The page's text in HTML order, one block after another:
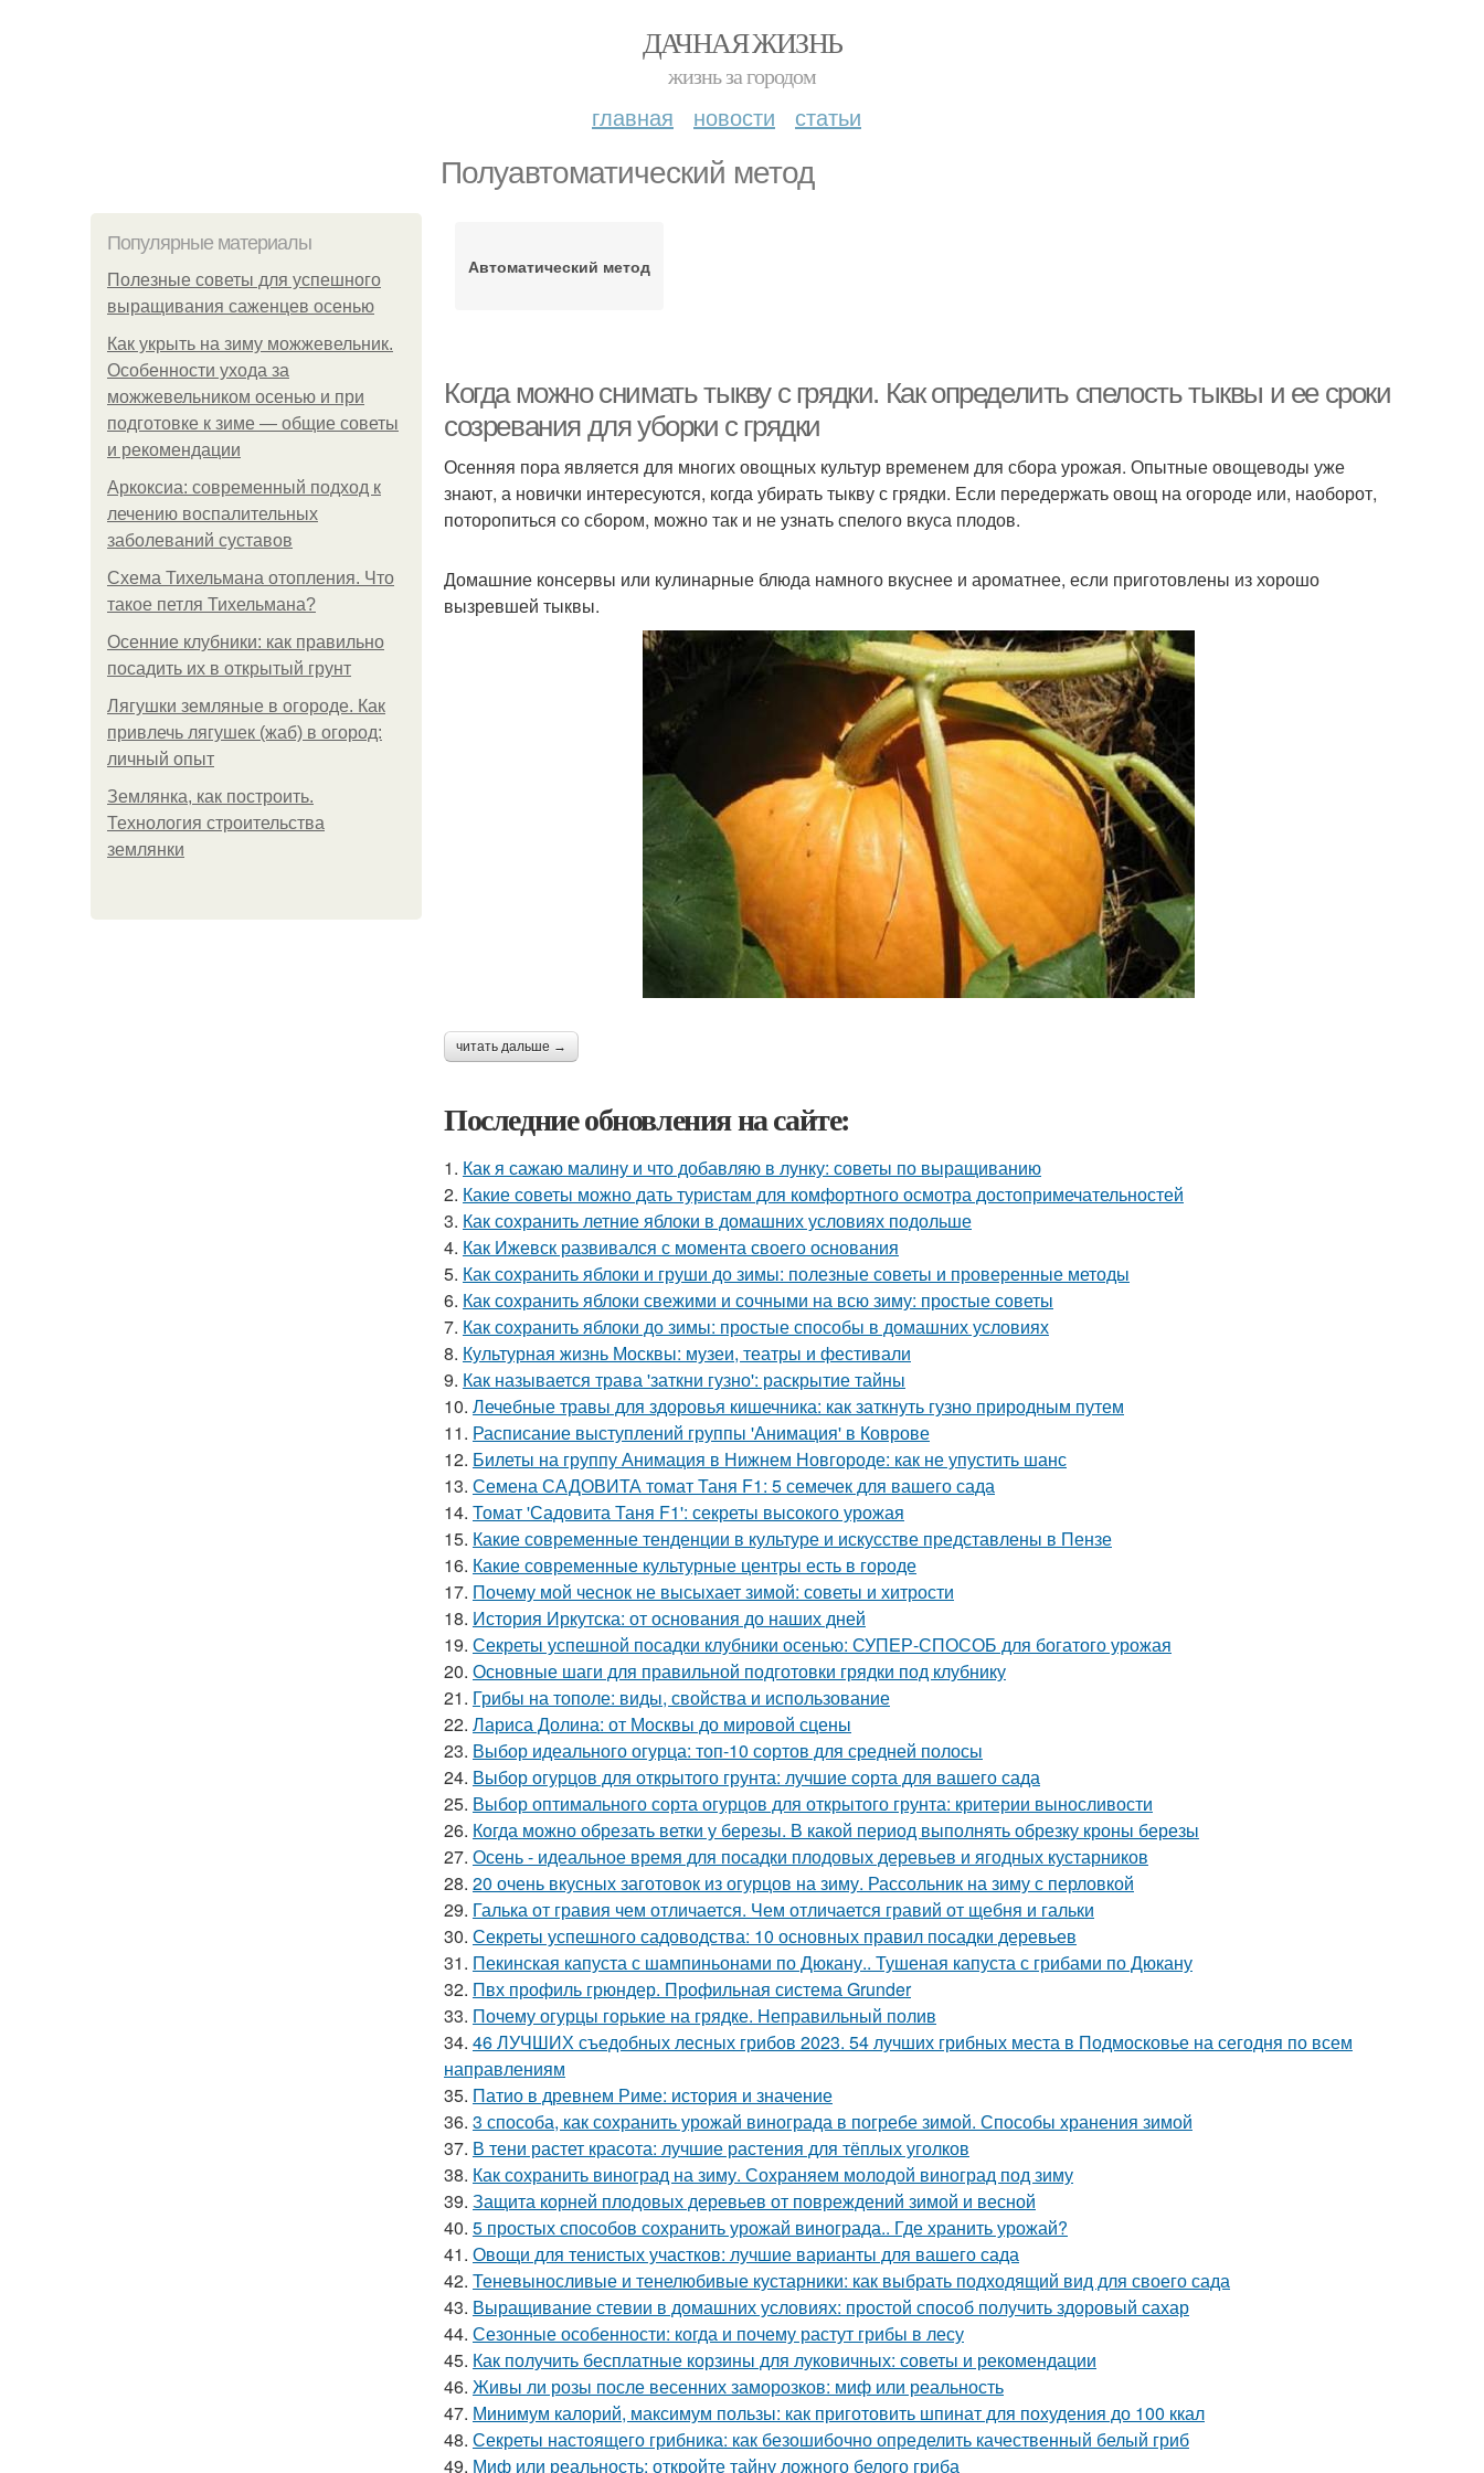
ДАЧНАЯ ЖИЗНЬ
жизнь за городом
главная новости статьи
Полуавтоматический метод
Популярные материалы
Полезные советы для успешного
выращивания саженцев осенью
Как укрыть на зиму можжевельник.
Особенности ухода за
можжевельником осенью и при
подготовке к зиме — общие советы
и рекомендации
Аркоксиа: современный подход к
лечению воспалительных
заболеваний суставов
Схема Тихельмана отопления. Что
такое петля Тихельмана?
Осенние клубники: как правильно
посадить их в открытый грунт
Лягушки земляные в огороде. Как
привлечь лягушек (жаб) в огород:
личный опыт
Землянка, как построить.
Технология строительства
землянки
Автоматический метод
Когда можно снимать тыкву с грядки. Как определить спелость тыквы и ее сроки
созревания для уборки с грядки
Осенняя пора является для многих овощных культур временем для сбора урожая. Опытные овощеводы уже
знают, а новички интересуются, когда убирать тыкву с грядки. Если передержать овощ на огороде или, наоборот,
поторопиться со сбором, можно так и не узнать спелого вкуса плодов.
Домашние консервы или кулинарные блюда намного вкуснее и ароматнее, если приготовлены из хорошо
вызревшей тыквы.
читать дальше →
Последние обновления на сайте:
1. Как я сажаю малину и что добавляю в лунку: советы по выращиванию
2. Какие советы можно дать туристам для комфортного осмотра достопримечательностей
3. Как сохранить летние яблоки в домашних условиях подольше
4. Как Ижевск развивался с момента своего основания
5. Как сохранить яблоки и груши до зимы: полезные советы и проверенные методы
6. Как сохранить яблоки свежими и сочными на всю зиму: простые советы
7. Как сохранить яблоки до зимы: простые способы в домашних условиях
8. Культурная жизнь Москвы: музеи, театры и фестивали
9. Как называется трава 'заткни гузно': раскрытие тайны
10. Лечебные травы для здоровья кишечника: как заткнуть гузно природным путем
11. Расписание выступлений группы 'Анимация' в Коврове
12. Билеты на группу Анимация в Нижнем Новгороде: как не упустить шанс
13. Семена САДОВИТА томат Таня F1: 5 семечек для вашего сада
14. Томат 'Садовита Таня F1': секреты высокого урожая
15. Какие современные тенденции в культуре и искусстве представлены в Пензе
16. Какие современные культурные центры есть в городе
17. Почему мой чеснок не высыхает зимой: советы и хитрости
18. История Иркутска: от основания до наших дней
19. Секреты успешной посадки клубники осенью: СУПЕР-СПОСОБ для богатого урожая
20. Основные шаги для правильной подготовки грядки под клубнику
21. Грибы на тополе: виды, свойства и использование
22. Лариса Долина: от Москвы до мировой сцены
23. Выбор идеального огурца: топ-10 сортов для средней полосы
24. Выбор огурцов для открытого грунта: лучшие сорта для вашего сада
25. Выбор оптимального сорта огурцов для открытого грунта: критерии выносливости
26. Когда можно обрезать ветки у березы. В какой период выполнять обрезку кроны березы
27. Осень - идеальное время для посадки плодовых деревьев и ягодных кустарников
28. 20 очень вкусных заготовок из огурцов на зиму. Рассольник на зиму с перловкой
29. Галька от гравия чем отличается. Чем отличается гравий от щебня и гальки
30. Секреты успешного садоводства: 10 основных правил посадки деревьев
31. Пекинская капуста с шампиньонами по Дюкану.. Тушеная капуста с грибами по Дюкану
32. Пвх профиль грюндер. Профильная система Grunder
33. Почему огурцы горькие на грядке. Неправильный полив
34. 46 ЛУЧШИХ съедобных лесных грибов 2023. 54 лучших грибных места в Подмосковье на сегодня по всем
направлениям
35. Патио в древнем Риме: история и значение
36. 3 способа, как сохранить урожай винограда в погребе зимой. Способы хранения зимой
37. В тени растет красота: лучшие растения для тёплых уголков
38. Как сохранить виноград на зиму. Сохраняем молодой виноград под зиму
39. Защита корней плодовых деревьев от повреждений зимой и весной
40. 5 простых способов сохранить урожай винограда.. Где хранить урожай?
41. Овощи для тенистых участков: лучшие варианты для вашего сада
42. Теневыносливые и тенелюбивые кустарники: как выбрать подходящий вид для своего сада
43. Выращивание стевии в домашних условиях: простой способ получить здоровый сахар
44. Сезонные особенности: когда и почему растут грибы в лесу
45. Как получить бесплатные корзины для луковичных: советы и рекомендации
46. Живы ли розы после весенних заморозков: миф или реальность
47. Минимум калорий, максимум пользы: как приготовить шпинат для похудения до 100 ккал
48. Секреты настоящего грибника: как безошибочно определить качественный белый гриб
49. Миф или реальность: откройте тайну ложного белого гриба